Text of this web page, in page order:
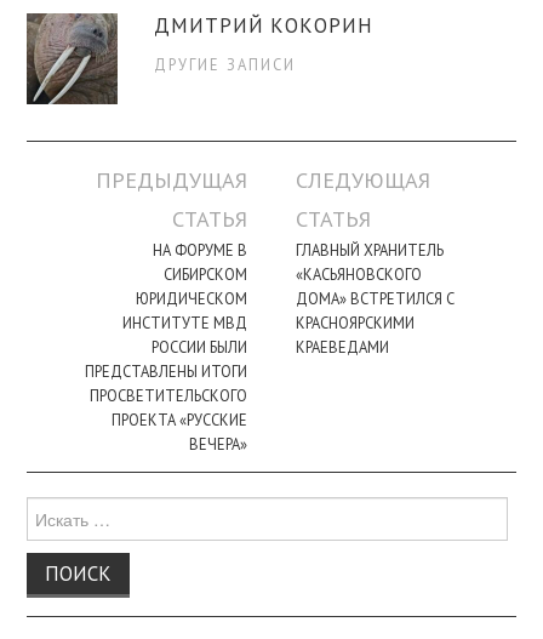
ДМИТРИЙ КОКОРИН
ДРУГИЕ ЗАПИСИ
Навигация
ПРЕДЫДУЩАЯ
СТАТЬЯ
НА ФОРУМЕ В
СИБИРСКОМ
ЮРИДИЧЕСКОМ
ИНСТИТУТЕ МВД
РОССИИ БЫЛИ
ПРЕДСТАВЛЕНЫ ИТОГИ
ПРОСВЕТИТЕЛЬСКОГО
ПРОЕКТА «РУССКИЕ
ВЕЧЕРА»
СЛЕДУЮЩАЯ
СТАТЬЯ
ГЛАВНЫЙ ХРАНИТЕЛЬ
«КАСЬЯНОВСКОГО
ДОМА» ВСТРЕТИЛСЯ С
КРАСНОЯРСКИМИ
КРАЕВЕДАМИ
для: